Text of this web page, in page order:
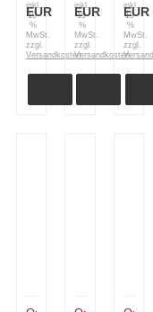
EUR
inkl.
19
%
MwSt.
zzgl.
Versandkosten
EUR
inkl.
19
%
MwSt.
zzgl.
Versandkosten
EUR
inkl.
19
%
MwSt.
zzgl.